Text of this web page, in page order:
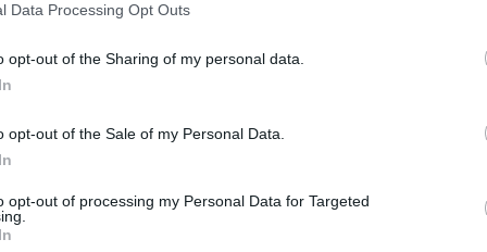
Data Processing Opt Outs
opt-out of the Sharing of my personal data.
opt-out of the Sale of my Personal Data.
opt-out of processing my Personal Data for Targeted
της σύνδεσης της οικονομικής πολιτικής
επιτυχιών της κυβέρνησης με την
πειθαρχία, ανέλαβε ο επιτυχημένος
ο οποίος θα είναι σε στενή συνεργασία με